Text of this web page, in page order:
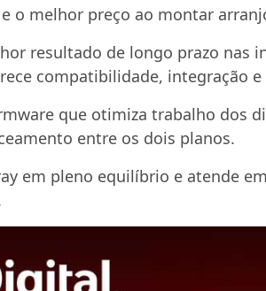
o melhor preço ao montar
resultado de longo prazo nas
compatibilidade, integração
que otimiza trabalho dos
entre os dois planos.
em pleno equilíbrio e atende